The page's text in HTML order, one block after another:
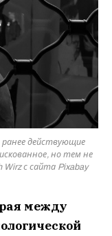
ранее действующие
но тем не
с сайта Pixabay
между